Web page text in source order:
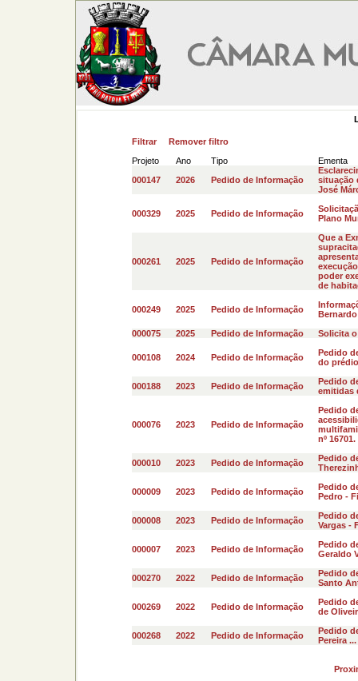
Filtrar
Remover filtro
Projeto
Ano Tipo
Ementa
000147
2026 Pedido de Informação
situação
José
000329 2025 Pedido de Informação
Plano
000261 2025 Pedido de Informação
Que a
poder
de
000249 2025 Pedido de Informação
000075
2025 Pedido de Informação Solicita
000108 2024 Pedido de Informação
Pedido
do
000188 2023 Pedido de Informação
Pedido
emitidas
000076 2023 Pedido de Informação
Pedido
nº 16701.
000010 2023 Pedido de Informação
Pedido
000009 2023 Pedido de Informação
Pedido
Pedro -
000008 2023 Pedido de Informação
Pedido
Vargas -
000007 2023 Pedido de Informação
Pedido
Geraldo
000270 2022 Pedido de Informação
Pedido
Santo
000269 2022 Pedido de Informação
Pedido
de
000268 2022 Pedido de Informação
Pedido
Pereira ...